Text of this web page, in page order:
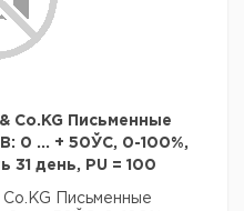
Co.KG Письменные
0 ... + 50ЎC, 0-100%,
31 день, PU = 100
Письменные